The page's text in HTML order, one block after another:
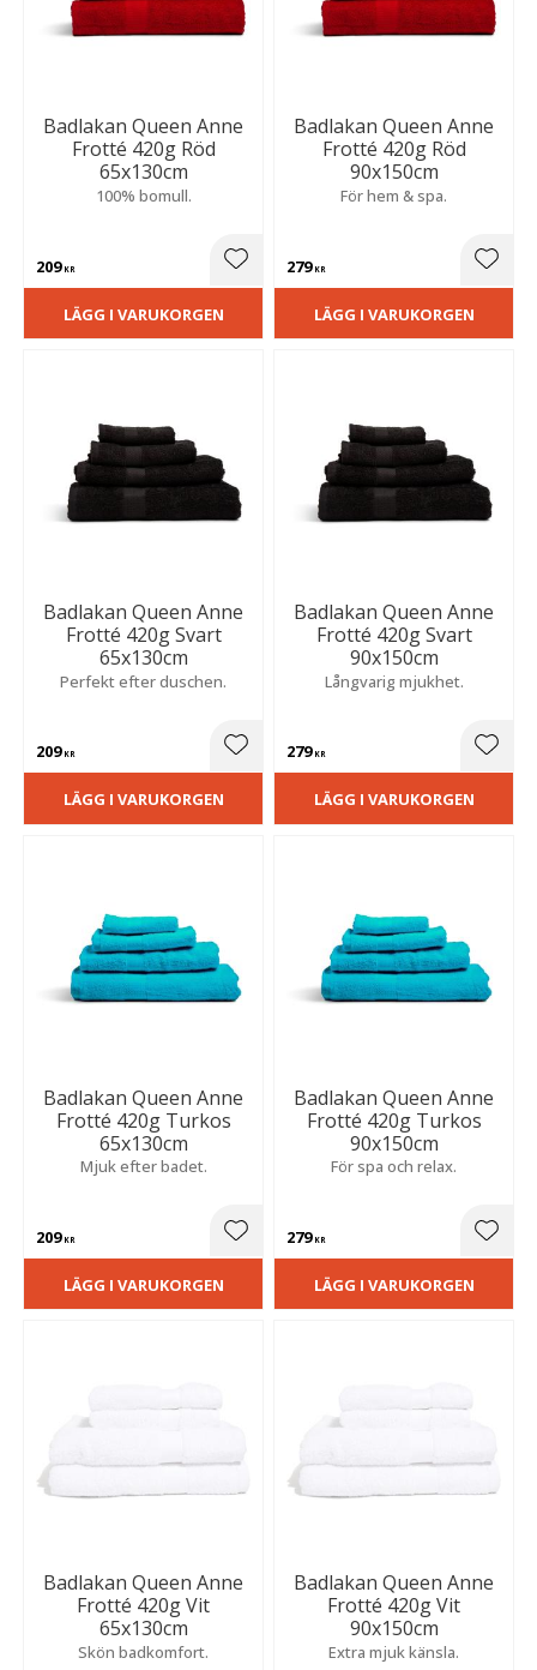
Badlakan Queen Anne
Frotté 420g Röd
65x130cm
100% bomull.
209KR Lägg till i favoriter
LÄGG I VARUKORGEN
Badlakan Queen Anne
Frotté 420g Röd
90x150cm
För hem & spa.
279KR
LÄGG I VARUKORGEN
Badlakan Queen Anne
Frotté 420g Svart
65x130cm
Perfekt efter duschen.
209KR Lägg till i favoriter
LÄGG I VARUKORGEN
Badlakan Queen Anne
Frotté 420g Svart
90x150cm
Långvarig mjukhet.
279KR
LÄGG I VARUKORGEN
Badlakan Queen Anne
Frotté 420g Turkos
65x130cm
Mjuk efter badet.
209KR Lägg till i favoriter
LÄGG I VARUKORGEN
Badlakan Queen Anne
Frotté 420g Turkos
90x150cm
För spa och relax.
279KR
LÄGG I VARUKORGEN
Badlakan Queen Anne
Frotté 420g Vit
65x130cm
Skön badkomfort.
Badlakan Queen Anne
Frotté 420g Vit
90x150cm
Extra mjuk känsla.